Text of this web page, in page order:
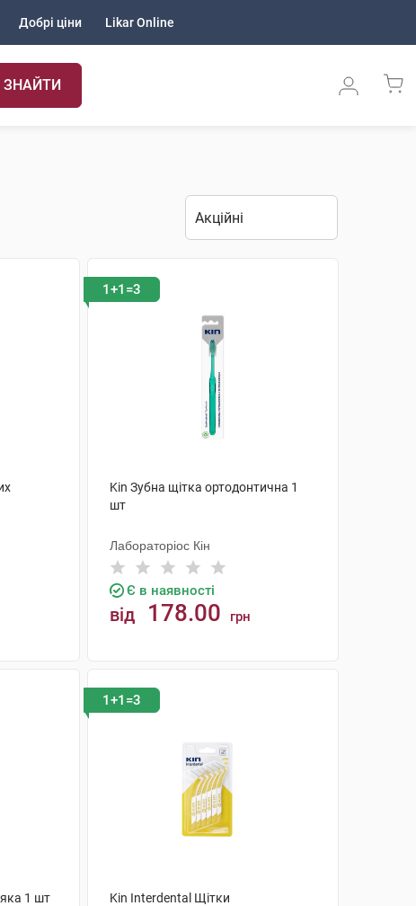
Добрі ціни Likar Online
ЗНАЙТИ
1+1=3
Kin Зубна щітка ортодонтична 1
шт
Лабораторіос Кін
Є в наявності
від 178.00 грн
1 шт
1+1=3
Kin Interdental Щітки